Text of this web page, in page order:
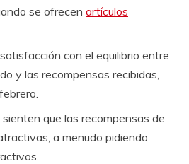
se ofrecen artículos
con el equilibrio entre
y las recompensas recibidas,
que las recompensas de
a menudo pidiendo